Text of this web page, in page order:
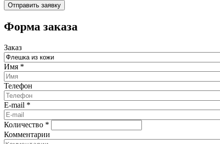
Форма заказа
Заказ
Имя *
Телефон
E-mail *
Количество *
Комментарии